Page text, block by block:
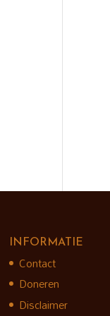
INFORMATIE
Contact
Doneren
Disclaimer